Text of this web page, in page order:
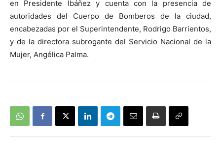
en Presidente Ibáñez y cuenta con la presencia de
autoridades del Cuerpo de Bomberos de la ciudad,
encabezadas por el Superintendente, Rodrigo Barrientos,
y de la directora subrogante del Servicio Nacional de la
Mujer, Angélica Palma.